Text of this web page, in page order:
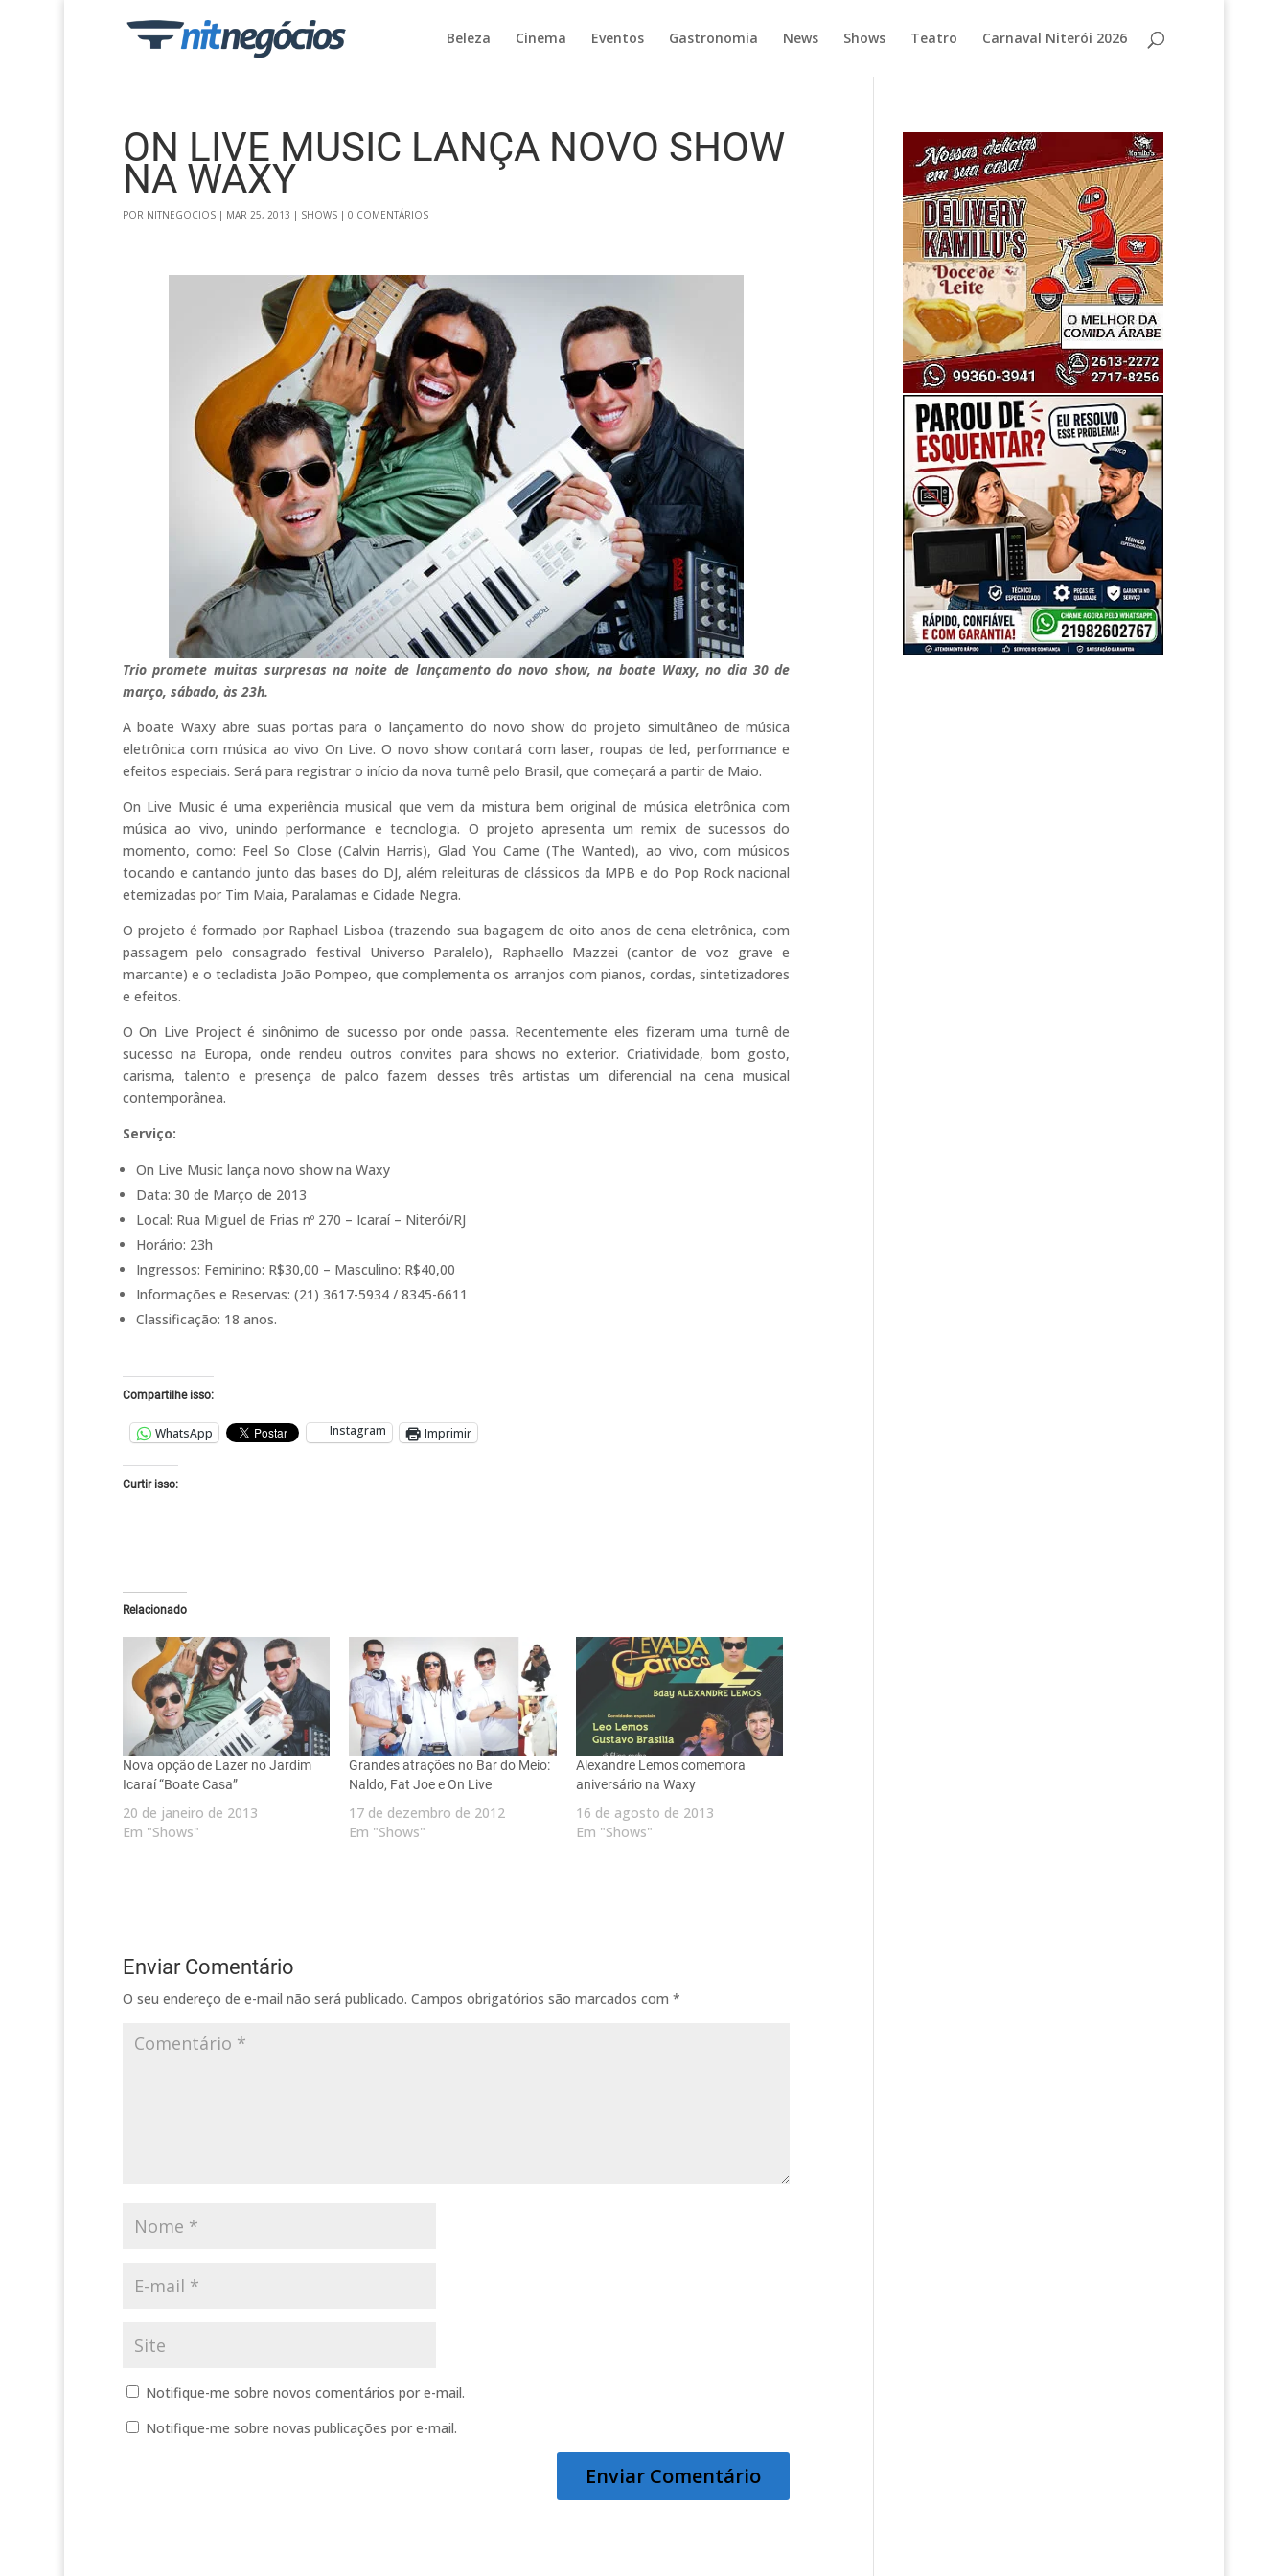
Beleza Cinema Eventos Gastronomia News Shows Teatro Carnaval Niterói 2026
ON LIVE MUSIC LANÇA NOVO SHOW
NA WAXY
POR NITNEGOCIOS| MAR 25, 2013 | SHOWS| 0 COMENTÁRIOS
Trio promete muitas surpresas na noite de lançamento do novo show, na boate Waxy, no dia 30 de
março, sábado, às 23h.
A boate Waxy abre suas portas para o lançamento do novo show do projeto simultâneo de música
eletrônica com música ao vivo On Live. O novo show contará com laser, roupas de led, performance e
efeitos especiais. Será para registrar o início da nova turnê pelo Brasil, que começará a partir de Maio.
On Live Music é uma experiência musical que vem da mistura bem original de música eletrônica com
música ao vivo, unindo performance e tecnologia. O projeto apresenta um remix de sucessos do
momento, como: Feel So Close (Calvin Harris), Glad You Came (The Wanted), ao vivo, com músicos
tocando e cantando junto das bases do DJ, além releituras de clássicos da MPB e do Pop Rock nacional
eternizadas por Tim Maia, Paralamas e Cidade Negra.
O projeto é formado por Raphael Lisboa (trazendo sua bagagem de oito anos de cena eletrônica, com
passagem pelo consagrado festival Universo Paralelo), Raphaello Mazzei (cantor de voz grave e
marcante) e o tecladista João Pompeo, que complementa os arranjos com pianos, cordas, sintetizadores
e efeitos.
O On Live Project é sinônimo de sucesso por onde passa. Recentemente eles fizeram uma turnê de
sucesso na Europa, onde rendeu outros convites para shows no exterior. Criatividade, bom gosto,
carisma, talento e presença de palco fazem desses três artistas um diferencial na cena musical
contemporânea.
Serviço:
On Live Music lança novo show na Waxy
Data: 30 de Março de 2013
Local: Rua Miguel de Frias nº 270 – Icaraí – Niterói/RJ
Horário: 23h
Ingressos: Feminino: R$30,00 – Masculino: R$40,00
Informações e Reservas: (21) 3617-5934 / 8345-6611
Classificação: 18 anos.
Compartilhe isso:
WhatsApp Instagram Imprimir
Curtir isso:
Relacionado
Nova opção de Lazer no Jardim
Icaraí “Boate Casa”
20 de janeiro de 2013
Em "Shows"
Grandes atrações no Bar do Meio:
Naldo, Fat Joe e On Live
17 de dezembro de 2012
Em "Shows"
Alexandre Lemos comemora
aniversário na Waxy
16 de agosto de 2013
Em "Shows"
Enviar Comentário
O seu endereço de e-mail não será publicado. Campos obrigatórios são marcados com *
Notifique-me sobre novos comentários por e-mail.
Notifique-me sobre novas publicações por e-mail.